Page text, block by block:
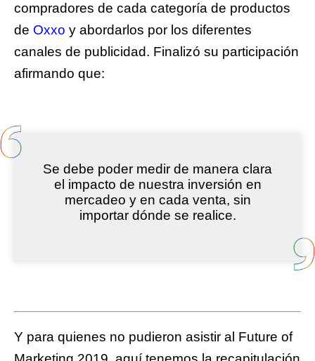
compradores de cada categoría de productos
de Oxxo y abordarlos por los diferentes
canales de publicidad. Finalizó su participación
afirmando que:
Se debe poder medir de manera clara
el impacto de nuestra inversión en
mercadeo y en cada venta, sin
importar dónde se realice.
Y para quienes no pudieron asistir al Future of